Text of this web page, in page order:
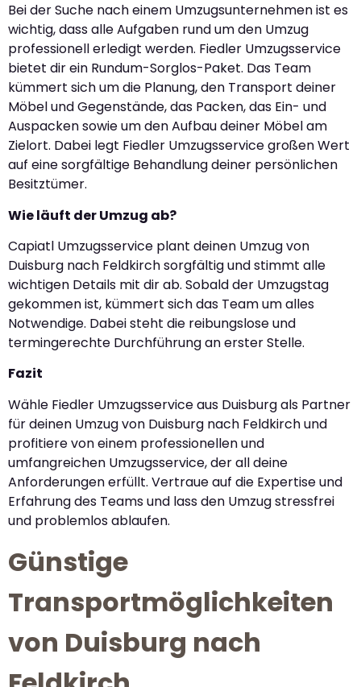
Bei der Suche nach einem Umzugsunternehmen ist es
wichtig, dass alle Aufgaben rund um den Umzug
professionell erledigt werden. Fiedler Umzugsservice
bietet dir ein Rundum-Sorglos-Paket. Das Team
kümmert sich um die Planung, den Transport deiner
Möbel und Gegenstände, das Packen, das Ein- und
Auspacken sowie um den Aufbau deiner Möbel am
Zielort. Dabei legt Fiedler Umzugsservice großen Wert
auf eine sorgfältige Behandlung deiner persönlichen
Besitztümer.
Wie läuft der Umzug ab?
Capiatl Umzugsservice plant deinen Umzug von
Duisburg nach Feldkirch sorgfältig und stimmt alle
wichtigen Details mit dir ab. Sobald der Umzugstag
gekommen ist, kümmert sich das Team um alles
Notwendige. Dabei steht die reibungslose und
termingerechte Durchführung an erster Stelle.
Fazit
Wähle Fiedler Umzugsservice aus Duisburg als Partner
für deinen Umzug von Duisburg nach Feldkirch und
profitiere von einem professionellen und
umfangreichen Umzugsservice, der all deine
Anforderungen erfüllt. Vertraue auf die Expertise und
Erfahrung des Teams und lass den Umzug stressfrei
und problemlos ablaufen.
Günstige
Transportmöglichkeiten
von Duisburg nach